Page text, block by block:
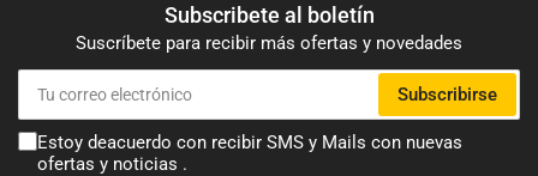
Subscribete al boletín
Suscríbete para recibir más ofertas y novedades
Tu
correo
electrónico
Subscribirse
Estoy deacuerdo con recibir SMS y Mails con nuevas
ofertas y noticias .